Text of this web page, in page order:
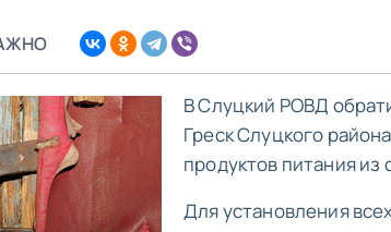
В Слуцкий РОВД
Греск Слуцкого
продуктов питания из
Для установления